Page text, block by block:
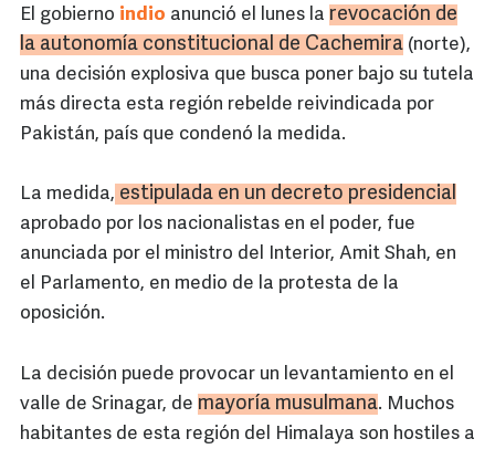
El gobierno indio anunció el lunes la revocación de
la autonomía constitucional de Cachemira (norte),
una decisión explosiva que busca poner bajo su tutela
más directa esta región rebelde reivindicada por
Pakistán, país que condenó la medida.
La medida, estipulada en un decreto presidencial
aprobado por los nacionalistas en el poder, fue
anunciada por el ministro del Interior, Amit Shah, en
el Parlamento, en medio de la protesta de la
oposición.
La decisión puede provocar un levantamiento en el
valle de Srinagar, de mayoría musulmana. Muchos
habitantes de esta región del Himalaya son hostiles a